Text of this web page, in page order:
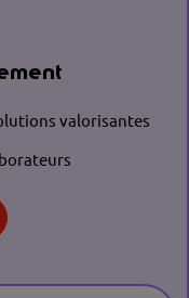
valorisantes